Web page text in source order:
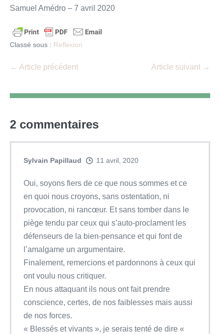
Samuel Amédro – 7 avril 2020
Classé sous : Reflexion
Navigation
← Article précédent Article suivant →
2 commentaires
Sylvain Papillaud 11 avril, 2020
Oui, soyons fiers de ce que nous sommes et ce
en quoi nous croyons, sans ostentation, ni
provocation, ni rancœur. Et sans tomber dans le
piège tendu par ceux qui s’auto-proclament les
défenseurs de la bien-pensance et qui font de
l’amalgame un argumentaire.
Finalement, remercions et pardonnons à ceux qui
ont voulu nous critiquer.
En nous attaquant ils nous ont fait prendre
conscience, certes, de nos faiblesses mais aussi
de nos forces.
« Blessés et vivants », je serais tenté de dire «